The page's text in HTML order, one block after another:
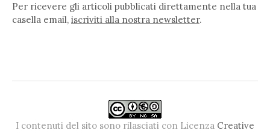
Per ricevere gli articoli pubblicati direttamente nella tua
casella email, iscriviti alla nostra newsletter.
I contenuti del sito sono rilasciati con Licenza Creative